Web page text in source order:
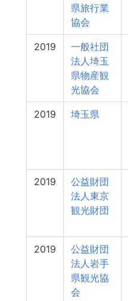
県旅行業
協会
2019
一般社団
法人埼玉
県物産観
光協会
2019 埼玉県
2019
公益財団
法人東京
観光財団
2019
公益財団
法人岩手
県観光協
会